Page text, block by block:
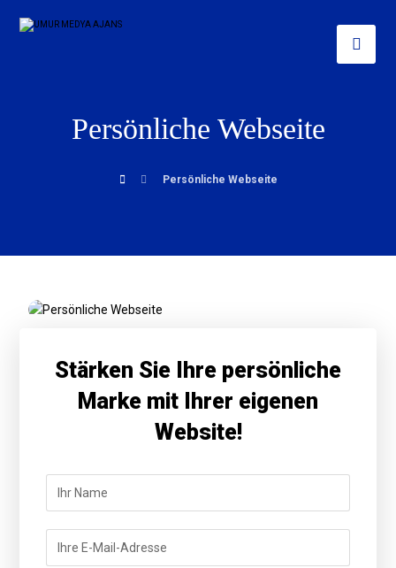
Persönliche Webseite
Persönliche Webseite
Stärken Sie Ihre persönliche
Marke mit Ihrer eigenen
Website!